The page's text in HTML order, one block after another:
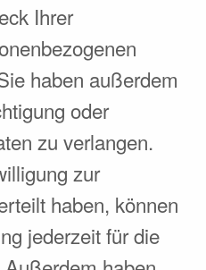
Ihrer
haben außerdem
oder
zu verlangen.
zur
haben, können
jederzeit für die